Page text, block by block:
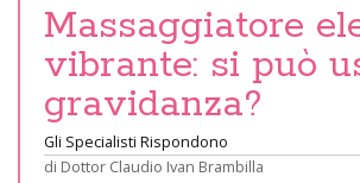
Massaggiatore
vibrante: si può
gravidanza?
Gli Specialisti Rispondono
di Dottor Claudio Ivan Brambilla